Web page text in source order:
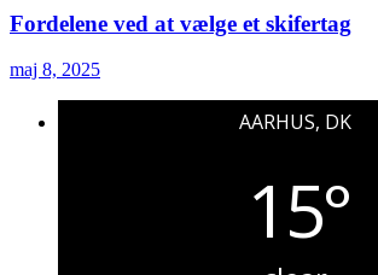
Fordelene ved at vælge et skifertag
maj 8, 2025
AARHUS, DK
15°